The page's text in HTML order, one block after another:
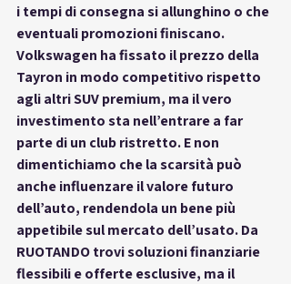
i tempi di consegna si allunghino o che
eventuali promozioni finiscano.
Volkswagen ha fissato il prezzo della
Tayron in modo competitivo rispetto
agli altri SUV premium, ma il vero
investimento sta nell’entrare a far
parte di un club ristretto. E non
dimentichiamo che la scarsità può
anche influenzare il valore futuro
dell’auto, rendendola un bene più
appetibile sul mercato dell’usato. Da
RUOTANDO trovi soluzioni finanziarie
flessibili e offerte esclusive, ma il